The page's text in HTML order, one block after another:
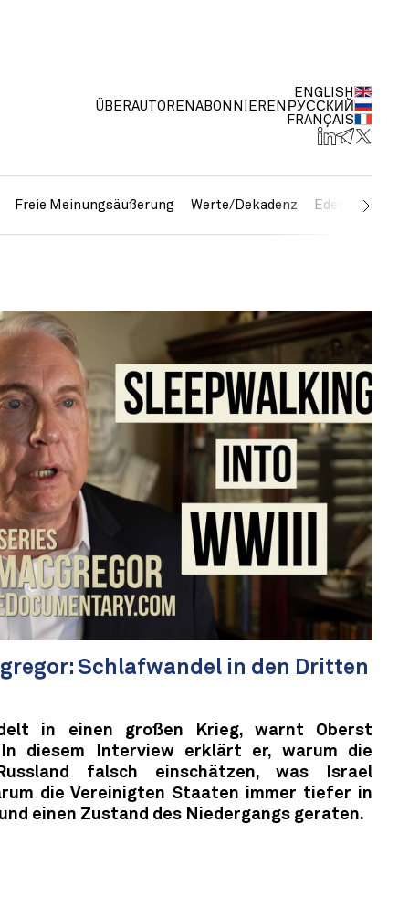
ÜBERAUTOREN ABONNIEREN
ENGLISH
РУССКИЙ
FRANÇAIS
Freie Meinungsäußerung Werte/Dekadenz Edelmetalle
Schlafwandel in den Dritten
in einen großen Krieg, warnt Oberst
In diesem Interview erklärt er, warum die
falsch einschätzen, was Israel
die Vereinigten Staaten immer tiefer in
einen Zustand des Niedergangs geraten.